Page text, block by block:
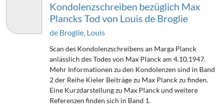
Kondolenzschreiben bezüglich Max
Plancks Tod von Louis de Broglie
de Broglie, Louis
Scan des Kondolenzschreibens an Marga Planck
anlässlich des Todes von Max Planck am 4.10.1947.
Mehr Informationen zu den Kondolenzen sind in Band
2 der Reihe Kieler Beiträge zu Max Planck zu finden.
Eine Kurzdarstellung zu Max Planck und weitere
Referenzen finden sich in Band 1.